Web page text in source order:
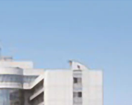
詳細を見る